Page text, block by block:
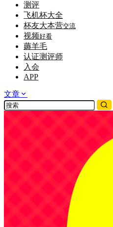
测评
飞机杯大全
杯友大本营交流
视频好看
薅羊毛
认证测评师
入会
APP
文章